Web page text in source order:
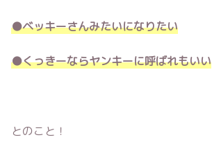
●ベッキーさんみたいになりたい
●くっきーならヤンキーに呼ばれもいい
とのこと！